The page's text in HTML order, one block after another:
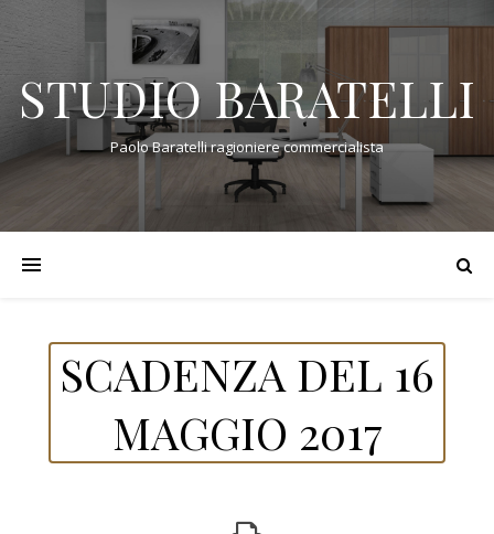
STUDIO BARATELLI
Paolo Baratelli ragioniere commercialista
SCADENZA DEL 16
MAGGIO 2017